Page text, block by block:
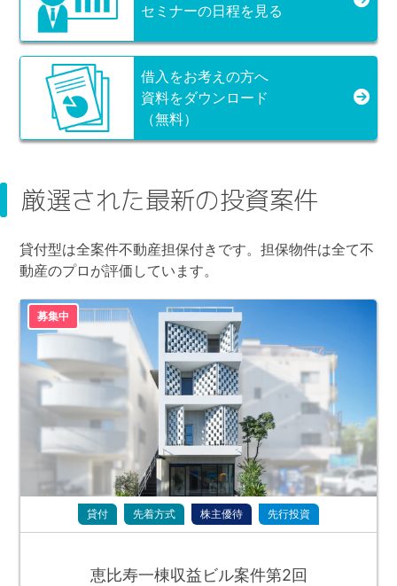
セミナーの日程を見る
借入をお考えの方へ
資料をダウンロード
（無料）
厳選された最新の投資案件
貸付型は全案件不動産担保付きです。担保物件は全て不
動産のプロが評価しています。
募集中
貸付 先着方式 株主優待 先行投資
恵比寿一棟収益ビル案件第2回